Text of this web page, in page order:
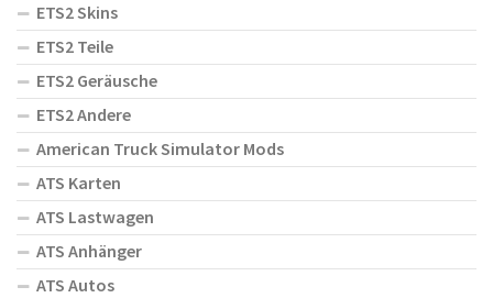
ETS2 Skins
ETS2 Teile
ETS2 Geräusche
ETS2 Andere
American Truck Simulator Mods
ATS Karten
ATS Lastwagen
ATS Anhänger
ATS Autos